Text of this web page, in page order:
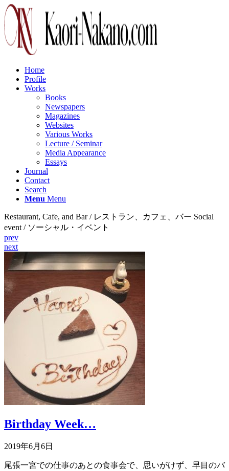
Home
Profile
Works
Books
Newspapers
Magazines
Websites
Various Works
Lecture / Seminar
Media Appearance
Essays
Journal
Contact
Search
Menu Menu
Restaurant, Cafe, and Bar / レストラン、カフェ、バー Social
event / ソーシャル・イベント
prev
next
Birthday Week…
2019年6月6日
尾張一宮での仕事のあとの食事会で、思いがけず、早目のバ